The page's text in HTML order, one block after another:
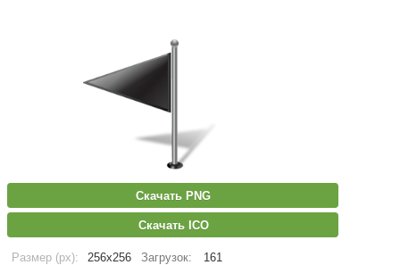
Скачать PNG
Скачать ICO
Размер (px): 256x256 Загрузок: 161